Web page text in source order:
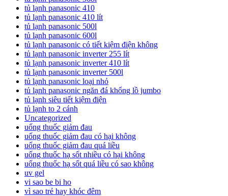
tủ lạnh panasonic 410
tủ lạnh panasonic 410 lít
tủ lạnh panasonic 500l
tủ lạnh panasonic 600l
tủ lạnh panasonic có tiết kiệm điện không
tủ lạnh panasonic inverter 255 lít
tủ lạnh panasonic inverter 410 lít
tủ lạnh panasonic inverter 500l
tủ lạnh panasonic loại nhỏ
tủ lạnh panasonic ngăn đá khổng lồ jumbo
tủ lạnh siêu tiết kiệm điện
tủ lạnh to 2 cánh
Uncategorized
uống thuốc giảm đau
uống thuốc giảm đau có hại không
uống thuốc giảm đau quá liều
uống thuốc hạ sốt nhiều có hại không
uống thuốc hạ sốt quá liều có sao không
uv gel
vi sao be bi ho
vì sao trẻ hay khóc đêm